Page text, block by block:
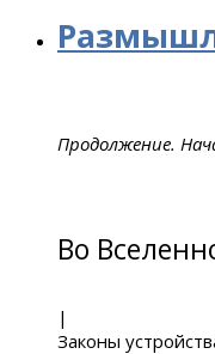
Продолжение.
Во
|
Законы